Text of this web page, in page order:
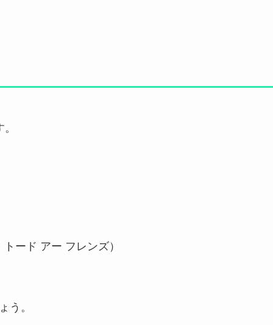
ード アー フレンズ）
う。